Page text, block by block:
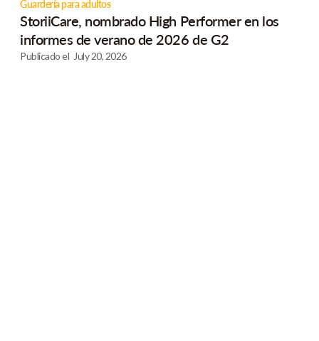
Guardería para adultos
StoriiCare, nombrado High Performer en los
informes de verano de 2026 de G2
Publicado el July 20, 2026